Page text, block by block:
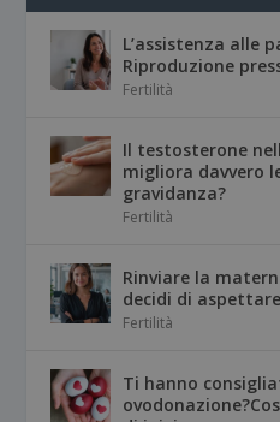
L’assistenza alle
Riproduzione
Fertilità
Il testosterone
migliora davvero
gravidanza?
Fertilità
Rinviare la
decidi di aspettare
Fertilità
Ti hanno